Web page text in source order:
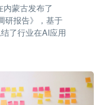
蒙古发布了
研报告》，基于
了行业在AI应用